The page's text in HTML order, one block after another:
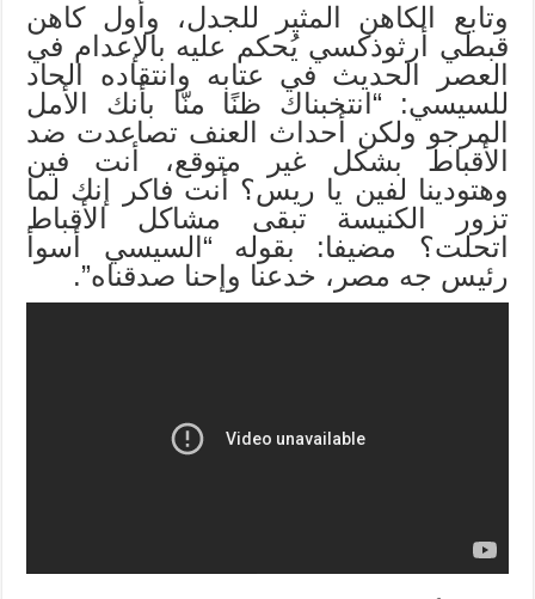
وتابع الكاهن المثير للجدل، وأول كاهن
قبطي أرثوذكسي يُحكم عليه بالإعدام في
العصر الحديث في عتابه وانتقاده الحاد
للسيسي: “انتخبناك ظنًا منّا بأنك الأمل
المرجو ولكن أحداث العنف تصاعدت ضد
الأقباط بشكل غير متوقع، أنت فين
وهتودينا لفين يا ريس؟ أنت فاكر إنك لما
تزور الكنيسة تبقى مشاكل الأقباط
اتحلت؟ مضيفا: بقوله “السيسي أسوأ
رئيس جه مصر، خدعنا وإحنا صدقناه”.